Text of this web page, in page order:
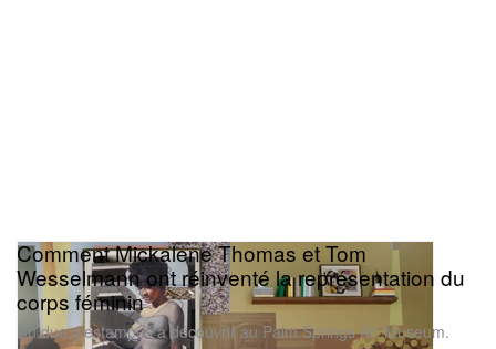
Comment Mickalene Thomas et Tom
Wesselmann ont réinventé la représentation du
corps féminin
Un duo d’estampes à découvrir au Palm Springs Art Museum.